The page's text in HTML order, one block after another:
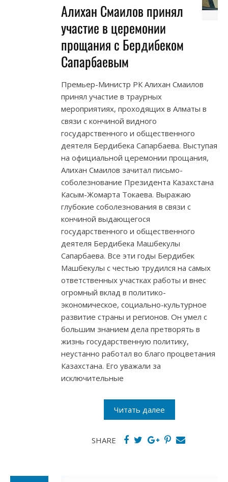
Алихан Смаилов принял
участие в церемонии
прощания с Бердибеком
Сапарбаевым
Премьер-Министр РК Алихан Смаилов
принял участие в траурных
мероприятиях, проходящих в Алматы в
связи с кончиной видного
государственного и общественного
деятеля Бердибека Сапарбаева. Выступая
на официальной церемонии прощания,
Алихан Смаилов зачитал письмо-
соболезнование Президента Казахстана
Касым-Жомарта Токаева. Выражаю
глубокие соболезнования в связи с
кончиной выдающегося
государственного и общественного
деятеля Бердибека Машбекулы
Сапарбаева. Все эти годы Бердибек
Машбекулы с честью трудился на самых
ответственных участках работы и внес
огромный вклад в политико-
экономическое, социально-культурное
развитие страны и регионов. Он умел с
большим знанием дела претворять в
жизнь государственную политику,
неустанно работал во благо процветания
Казахстана. Его уважали за
исключительные
Читать далее
SHARE